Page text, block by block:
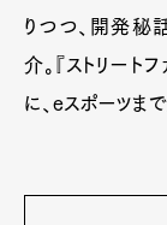
りつつ、開発秘
介。『ストリート
に、eスポーツ